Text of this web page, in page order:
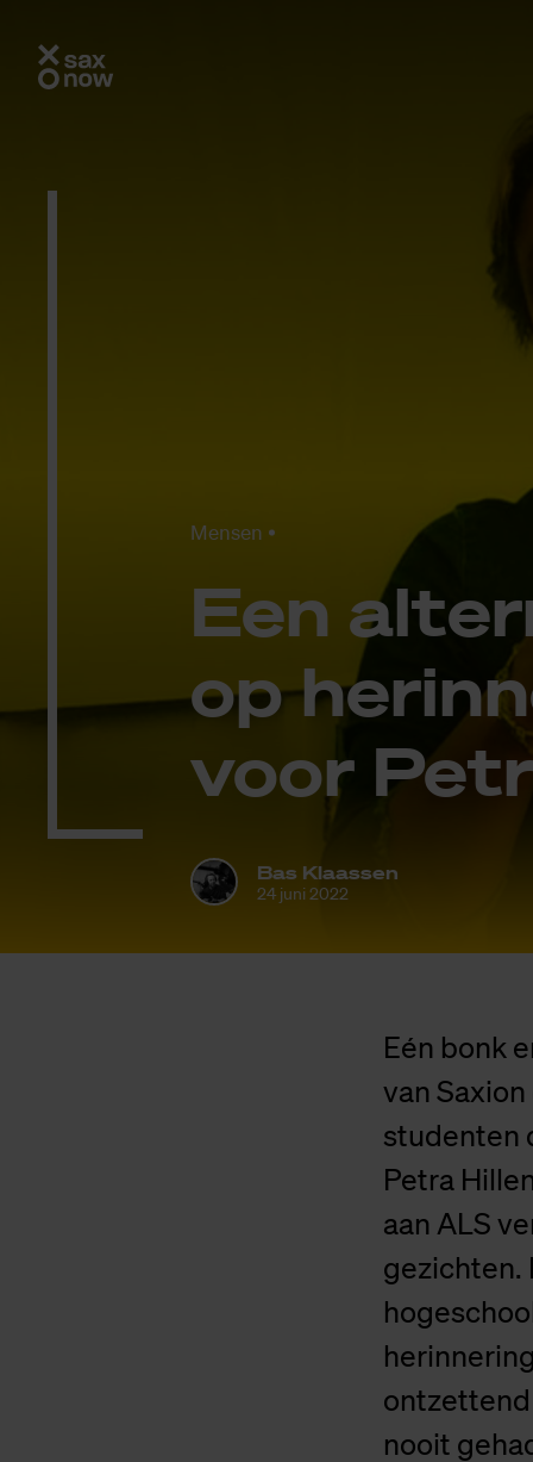
Mensen
Een
op
voor
Bas Klaassen
24 juni 2022
Eén bonk
van Saxion
studenten
Petra
aan ALS
gezichten.
ontzettend
nooit